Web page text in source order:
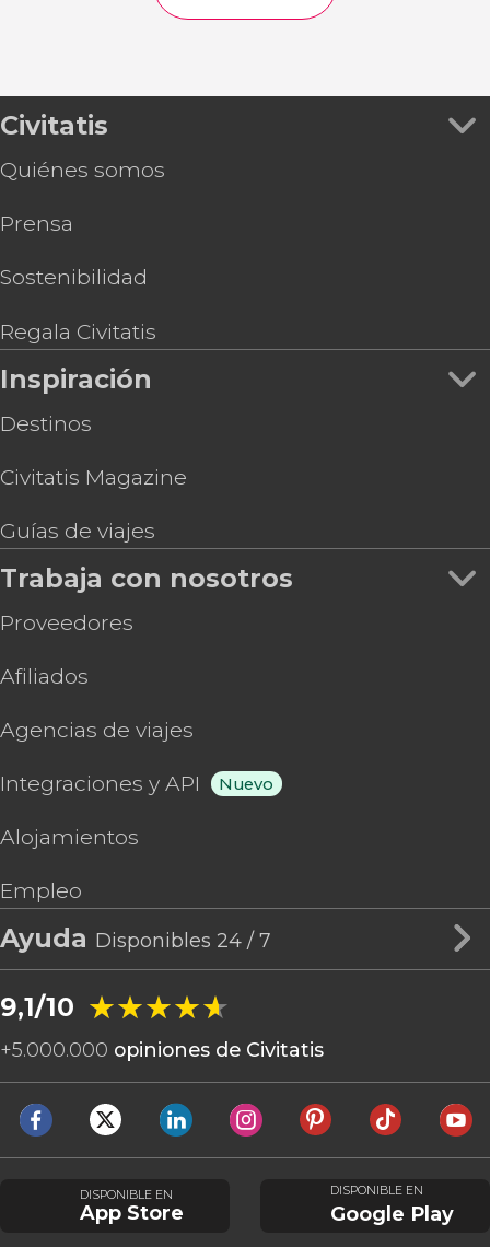
Civitatis
Quiénes somos
Prensa
Sostenibilidad
Regala Civitatis
Inspiración
Destinos
Civitatis Magazine
Guías de viajes
Trabaja con nosotros
Proveedores
Afiliados
Agencias de viajes
Integraciones y API Nuevo
Alojamientos
Empleo
Ayuda Disponibles 24 / 7
9,1/10 ★★★★★
★★★★★
+5.000.000 opiniones de Civitatis
DISPONIBLE EN
App Store
DISPONIBLE EN
Google Play